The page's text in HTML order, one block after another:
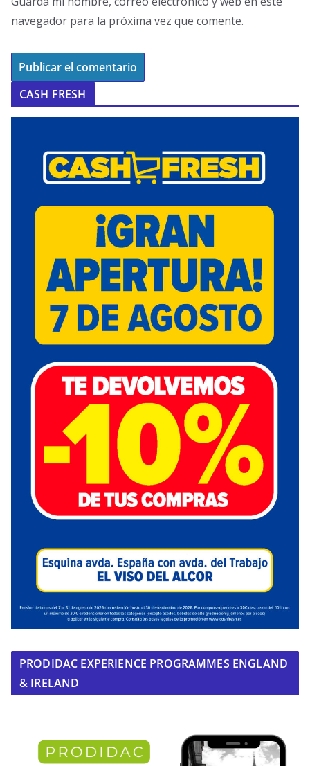
navegador para la próxima vez que comente.
CASH FRESH
PRODIDAC EXPERIENCE PROGRAMMES ENGLAND
& IRELAND